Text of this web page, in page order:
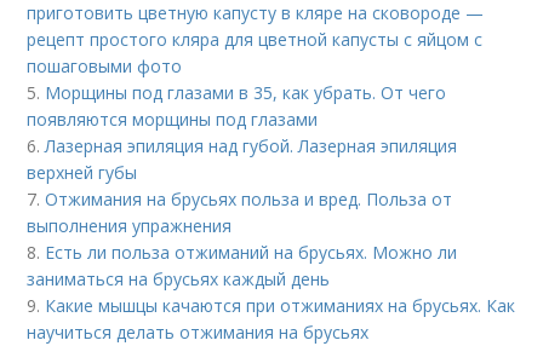
приготовить цветную капусту в кляре на сковороде —
рецепт простого кляра для цветной капусты с яйцом с
пошаговыми фото
5. Морщины под глазами в 35, как убрать. От чего
появляются морщины под глазами
6.Лазерная эпиляция над губой. Лазерная эпиляция
верхней губы
7.Отжимания на брусьях польза и вред. Польза от
выполнения упражнения
8. Есть ли польза отжиманий на брусьях. Можно ли
заниматься на брусьях каждый день
9. Какие мышцы качаются при отжиманиях на брусьях. Как
научиться делать отжимания на брусьях